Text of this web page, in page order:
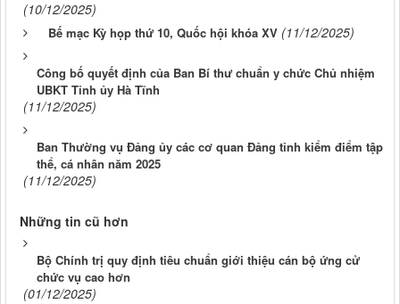
(10/12/2025)
Bế mạc Kỳ họp thứ 10, Quốc hội khóa XV (11/12/2025)
Công bố quyết định của Ban Bí thư chuẩn y chức Chủ nhiệm
UBKT Tỉnh ủy Hà Tĩnh
(11/12/2025)
Ban Thường vụ Đảng ủy các cơ quan Đảng tỉnh kiểm điểm tập
thể, cá nhân năm 2025
(11/12/2025)
Những tin cũ hơn
Bộ Chính trị quy định tiêu chuẩn giới thiệu cán bộ ứng cử
chức vụ cao hơn
(01/12/2025)